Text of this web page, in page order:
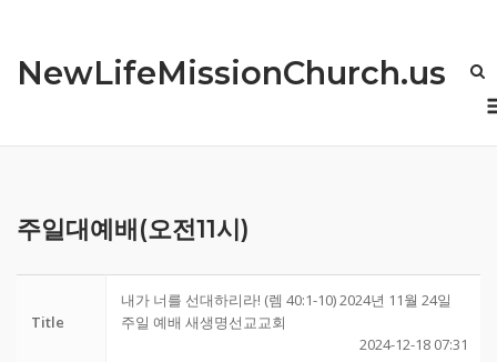
content
NewLifeMissionChurch.us
주일대예배(오전11시)
Title
내가 너를 선대하리라! (렘 40:1-10) 2024년 11월 24일
주일 예배 새생명선교교회
2024-12-18 07:31